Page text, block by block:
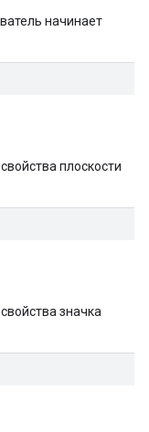
начинает
плоскости
значка